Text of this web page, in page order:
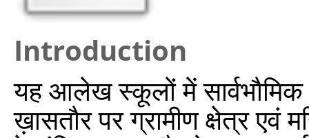
Introduction
यह आलेख स्कूलों में सार्वभौमिक
ख़ासतौर पर ग्रामीण क्षेत्र